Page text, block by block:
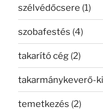
szélvédőcsere (1)
szobafestés (4)
takarító cég (2)
takarmánykeverő-
temetkezés (2)